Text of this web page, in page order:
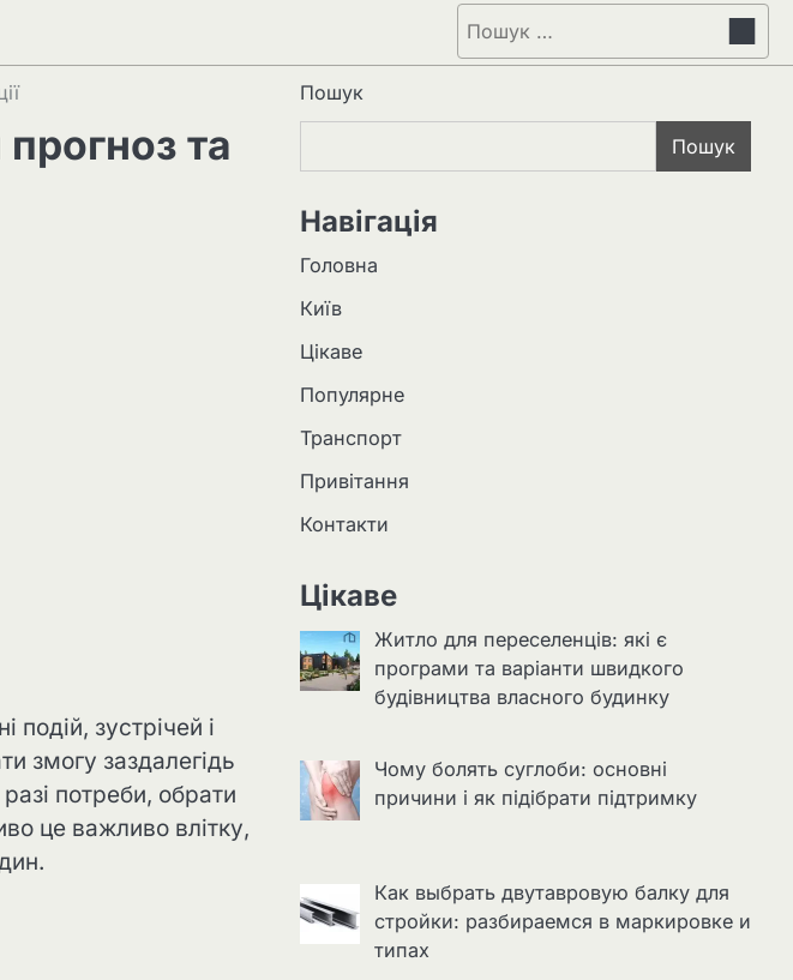
Пошук:
та
зустрічей і
змогу заздалегідь
потреби, обрати
це важливо влітку,
Пошук
Пошук
Навігація
Головна
Київ
Цікаве
Популярне
Транспорт
Привітання
Контакти
Цікаве
Житло для переселенців: які є
програми та варіанти швидкого
будівництва власного будинку
Чому болять суглоби: основні
причини і як підібрати підтримку
Как выбрать двутавровую балку для
стройки: разбираемся в маркировке и
типах